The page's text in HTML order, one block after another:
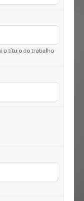
o título do trabalho